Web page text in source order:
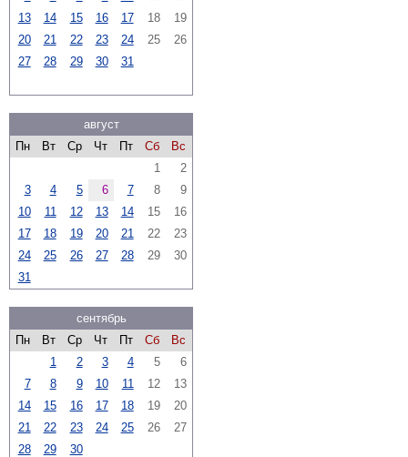
13
14 15 16 17 18
19
20
21 22 23 24 25
26
27
28 29 30 31
август
Пн
Вт Ср Чт Пт Сб
Вс
1
2
3
4 5 6 7 8
9
10
11 12 13 14 15
16
17
18 19 20 21 22
23
24
25 26 27 28 29
30
31
сентябрь
Пн
Вт Ср Чт Пт Сб
Вс
1
2 3 4 5
6
7
8 9 10 11 12
13
14
15 16 17 18 19
20
21
22 23 24 25 26
27
28
29 30